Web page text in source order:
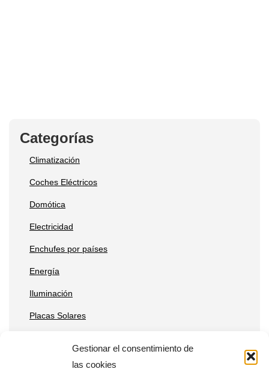
Gestionar el consentimiento de
las cookies
Categorías
Climatización
Coches Eléctricos
Domótica
Electricidad
Enchufes por países
Energía
Iluminación
Placas Solares